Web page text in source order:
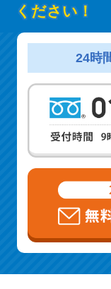
ください！
24時